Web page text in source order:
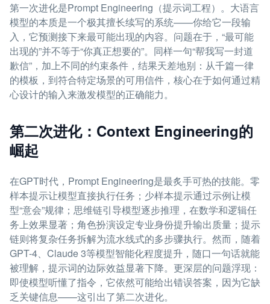
第一次进化是Prompt Engineering（提示词工程）。大语言
模型的本质是一个极其擅长续写的系统——你给它一段输
入，它预测接下来最可能出现的内容。问题在于，“最可能
出现的”并不等于“你真正想要的”。同样一句“帮我写一封道
歉信”，加上不同的约束条件，结果天差地别：从千篇一律
的模板，到符合特定场景的可用信件，核心在于如何通过精
心设计的输入来激发模型的正确能力。
第二次进化：Context Engineering的
崛起
在GPT时代，Prompt Engineering是最炙手可热的技能。零
样本提示让模型直接执行任务；少样本提示通过示例让模
型“意会”规律；思维链引导模型逐步推理，在数学和逻辑任
务上效果显著；角色扮演设定专业身份提升输出质量；提示
链则将复杂任务拆解为流水线式的多步骤执行。然而，随着
GPT-4、Claude 3等模型智能化程度提升，随口一句话就能
被理解，提示词的边际效益显著下降。更深层的问题浮现：
即使模型听懂了指令，它依然可能给出错误答案，因为它缺
乏关键信息——这引出了第二次进化。